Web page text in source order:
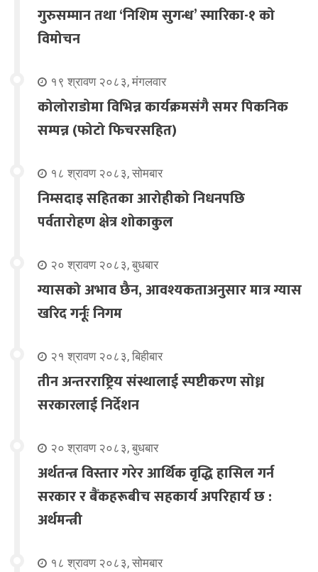
गुरुसम्मान तथा ‘निशिम सुगन्ध’ स्मारिका-१ को
विमोचन
१९ श्रावण २०८३, मंगलवार
कोलोराडोमा विभिन्न कार्यक्रमसंगै समर पिकनिक
सम्पन्न (फोटो फिचरसहित)
१८ श्रावण २०८३, सोमबार
निम्सदाइ सहितका आरोहीको निधनपछि
पर्वतारोहण क्षेत्र शोकाकुल
२० श्रावण २०८३, बुधबार
ग्यासको अभाव छैन, आवश्यकताअनुसार मात्र ग्यास
खरिद गर्नूः निगम
२१ श्रावण २०८३, बिहीबार
तीन अन्तरराष्ट्रिय संस्थालाई स्पष्टीकरण सोध्न
सरकारलाई निर्देशन
२० श्रावण २०८३, बुधबार
अर्थतन्त्र विस्तार गरेर आर्थिक वृद्धि हासिल गर्न
सरकार र बैंकहरूबीच सहकार्य अपरिहार्य छ :
अर्थमन्त्री
१८ श्रावण २०८३, सोमबार